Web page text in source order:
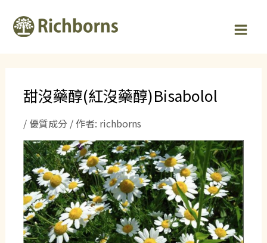
甜沒藥醇(紅沒藥醇)Bisabolol
/ 優質成分/ 作者: richborns
navigation